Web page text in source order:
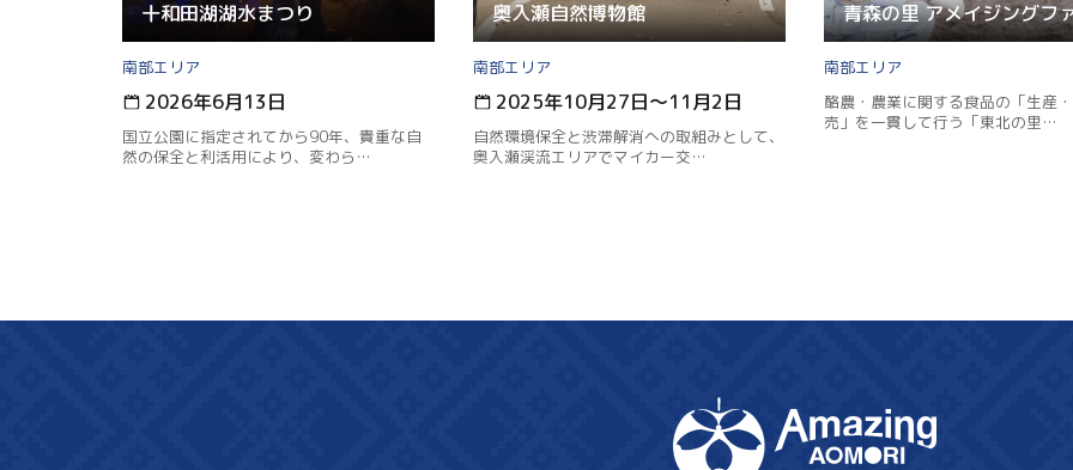
十和田湖湖水まつり
南部
2026年6月13日
国立公園に指定されてから90年、貴重な自
然の保全と利活用により、変わら…
奥入瀬自然博物館
南部
2025年10月27日～11月2日
自然環境保全と渋滞解消への取組みとして、
奥入瀬渓流エリアでマイカー交…
南部
酪農・農業に関する食品の「生産
売」を一貫して行う「東北の里…
Facebook
Line
Copy URL